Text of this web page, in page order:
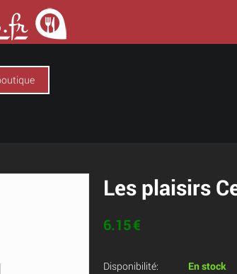
Les plaisirs
6.15€
Disponibilité:
En stock